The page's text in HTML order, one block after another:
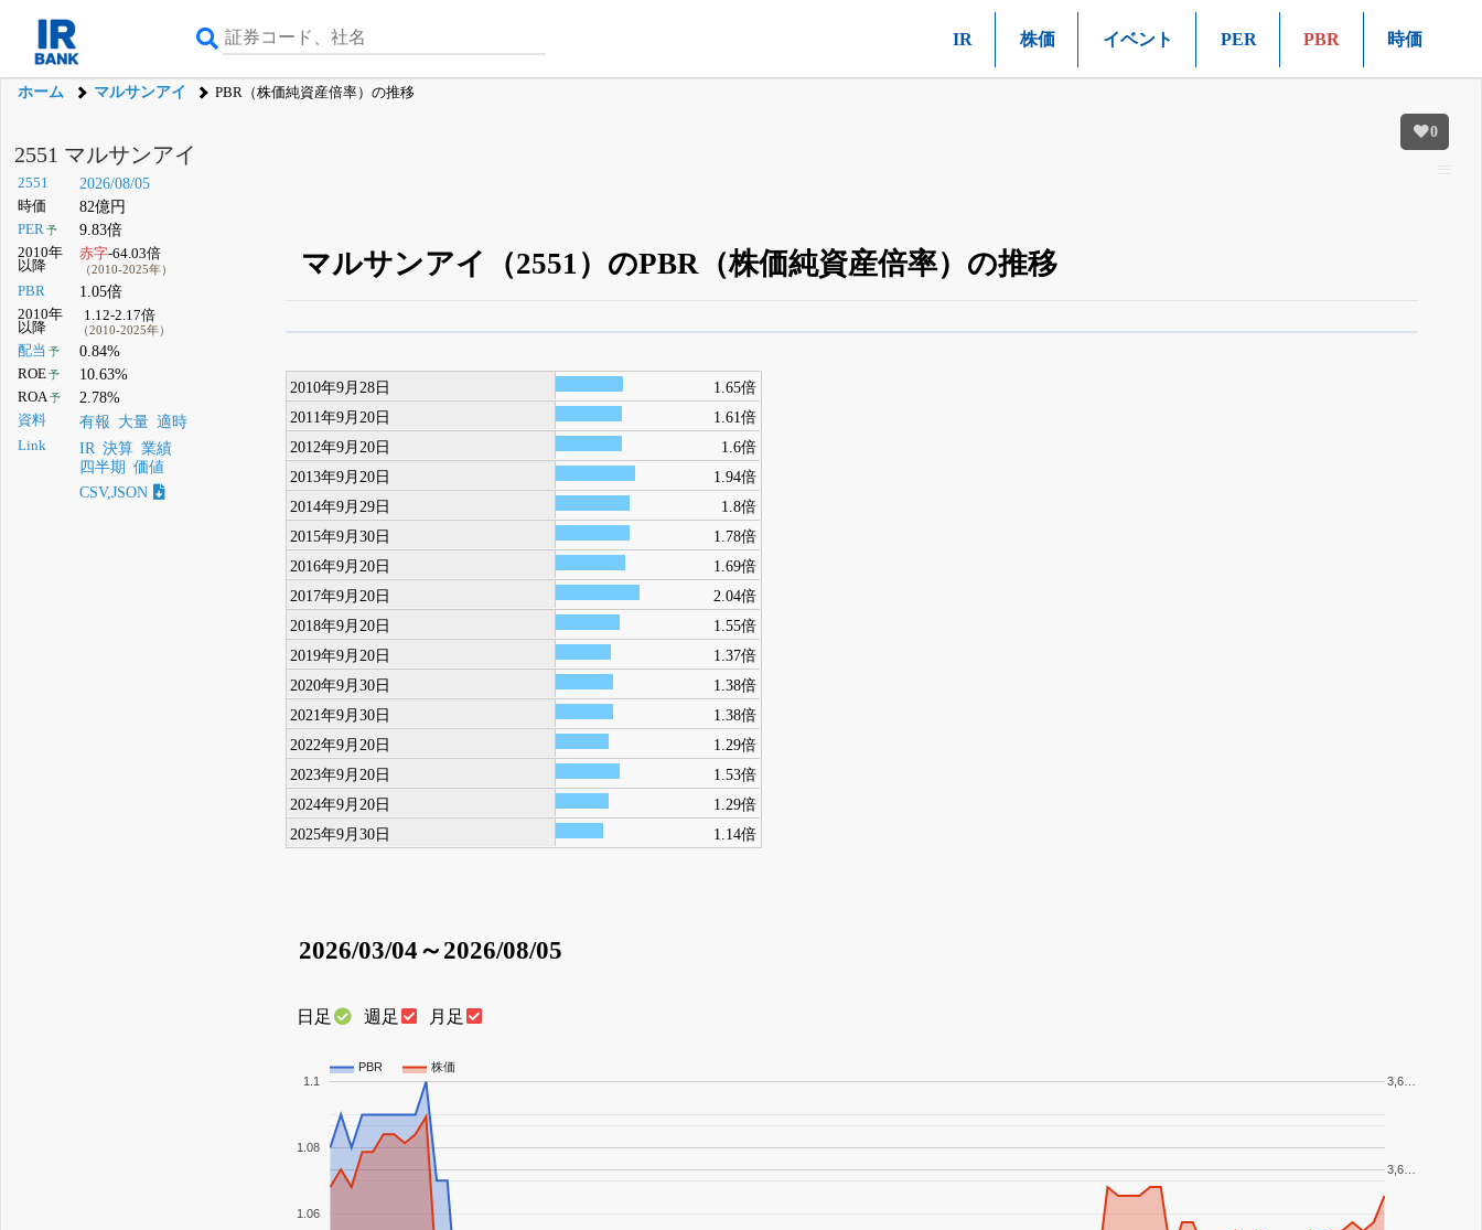
IR 株価 イベント PER PBR 時価
ホーム マルサンアイ PBR（株価純資産倍率）の推移
0
2551 マルサンアイ
2551 2026/08/05
時価 82億円
PER予 9.83倍
2010年
以降
赤字-64.03倍
（2010-2025年）
PBR 1.05倍
2010年
以降
1.12-2.17倍
（2010-2025年）
配当 予 0.84%
ROE予 10.63%
ROA 予 2.78%
資料 有報 大量 適時
Link IR 決算 業績
四半期 価値
CSV,JSON
マルサンアイ（2551）のPBR（株価純資産倍率）の推移
無料でβ版をはじめる
登録すると永久30%OFFと米株版の先行利用も付きます
2010年9月28日
1.65倍
2011年9月20日
1.61倍
2012年9月20日
1.6倍
2013年9月20日
1.94倍
2014年9月29日
1.8倍
2015年9月30日
1.78倍
2016年9月20日
1.69倍
2017年9月20日
2.04倍
2018年9月20日
1.55倍
2019年9月20日
1.37倍
2020年9月30日
1.38倍
2021年9月30日
1.38倍
2022年9月20日
1.29倍
2023年9月20日
1.53倍
2024年9月20日
1.29倍
2025年9月30日
1.14倍
2026/03/04～2026/08/05
日足 週足 月足
PBR 株価
1.06
1.08
1.1
3,6…
3,6…